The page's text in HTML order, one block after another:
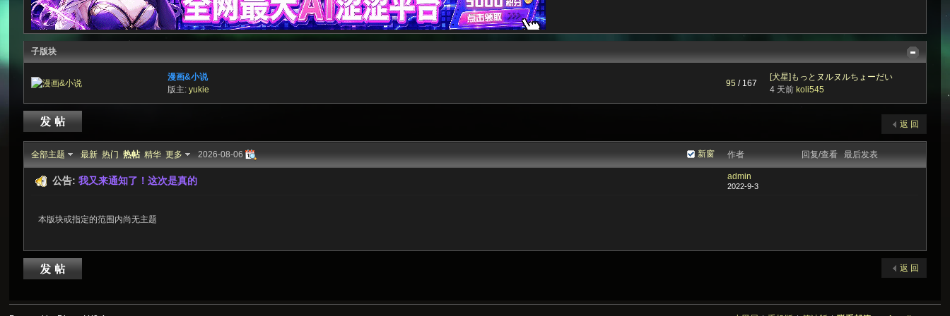
次子版块
漫画&小说
版主:yukie
95 / 167
[犬星]もっとヌルヌルちょーだい
4 天前 koli545
返 回
新窗
全部主题 最新 热门 热帖 精华 更多 2026-08-06 作者 回复/查看 最后发表
公告:我又来通知了！这次是真的 admin
2022-9-3
本版块或指定的范围内尚无主题
返 回